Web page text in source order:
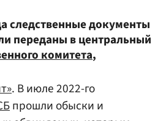
следственные документы
переданы в центральный
комитета,
. В июле 2022-го
прошли обыски и